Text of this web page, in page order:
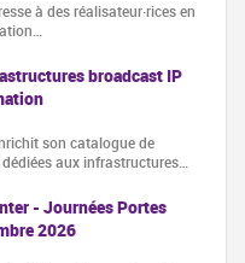
à des réalisateur·rices en
broadcast IP
son catalogue de
aux infrastructures…
Portes
2026